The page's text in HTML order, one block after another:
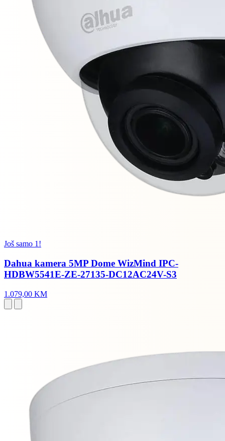
Još samo 1!
Dahua kamera 5MP Dome WizMind IPC-
HDBW5541E-ZE-27135-DC12AC24V-S3
1.079,00 KM